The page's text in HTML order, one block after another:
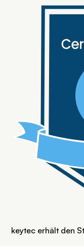
keytec erhält den